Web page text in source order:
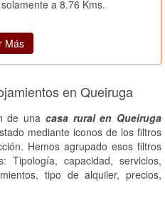
a 8.76 Kms.
Más
en Queiruga
de una casa rural en Queiruga
mediante iconos de los filtros
Hemos agrupado esos filtros
Tipología, capacidad, servicios,
tipo de alquiler, precios,